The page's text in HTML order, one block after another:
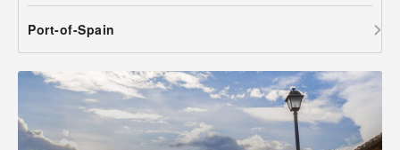
Port-of-Spain